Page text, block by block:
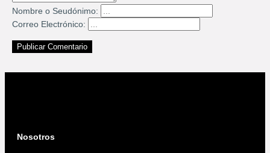
Nombre o Seudónimo:
Correo Electrónico:
Publicar Comentario
Nosotros